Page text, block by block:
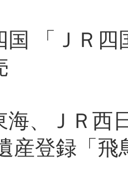
国 「ＪＲ
海、ＪＲ西
産登録「